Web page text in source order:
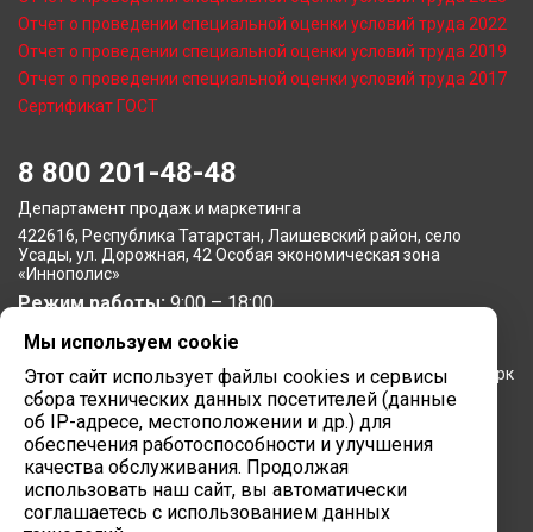
Отчет о проведении специальной оценки условий труда 2022
Отчет о проведении специальной оценки условий труда 2019
Отчет о проведении специальной оценки условий труда 2017
Сертификат ГОСТ
8 800 201-48-48
Департамент продаж и маркетинга
422616, Республика Татарстан, Лаишевский район, село
Усады, ул. Дорожная, 42 Особая экономическая зона
«Иннополис»
Режим работы:9:00 – 18:00
Московское представительство
105064, г. Москва, Нижний Сусальный переулок, 5, бизнес-парк
«Арма»
Режим работы:9:00 – 18:00
Завод вычислительной техники
422624, Республика Татарстан, мр-н Лаишевский, с/п
Столбищенское, ул.Советская, зд.278
Мы используем cookie
Этот сайт использует файлы cookies и сервисы
сбора технических данных посетителей (данные
об IP-адресе, местоположении и др.) для
обеспечения работоспособности и улучшения
качества обслуживания. Продолжая
использовать наш сайт, вы автоматически
соглашаетесь с использованием данных